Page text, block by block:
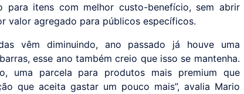
para itens com melhor custo-benefício, sem abrir
valor agregado para públicos específicos.
vêm diminuindo, ano passado já houve uma
esse ano também creio que isso se mantenha.
uma parcela para produtos mais premium que
que aceita gastar um pouco mais”, avalia Mario